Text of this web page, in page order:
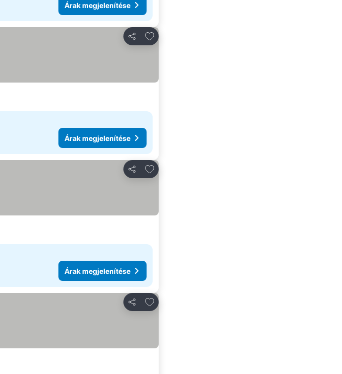
Árak megjelenítése
Megosztás
Hozzáadás a kedvencekhez
Árak megjelenítése
Megosztás
Hozzáadás a kedvencekhez
Árak megjelenítése
Megosztás
Hozzáadás a kedvencekhez